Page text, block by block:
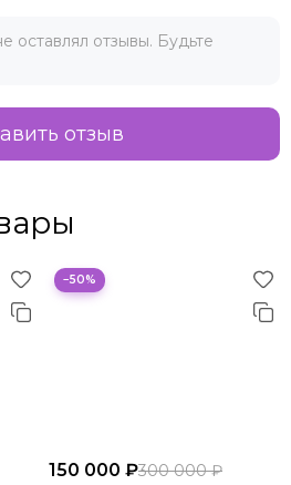
оставлял отзывы. Будьте
отзыв
−50%
150 000 ₽300 000 ₽